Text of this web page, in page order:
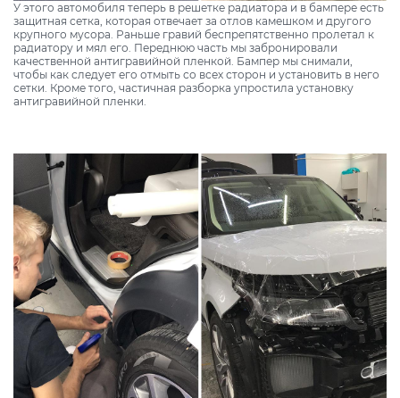
У этого автомобиля теперь в решетке радиатора и в бампере есть
защитная сетка, которая отвечает за отлов камешком и другого
крупного мусора. Раньше гравий беспрепятственно пролетал к
радиатору и мял его. Переднюю часть мы забронировали
качественной антигравийной пленкой. Бампер мы снимали,
чтобы как следует его отмыть со всех сторон и установить в него
сетки. Кроме того, частичная разборка упростила установку
антигравийной пленки.